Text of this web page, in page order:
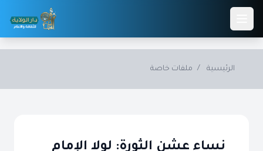
Skip to main content
الرئيسية / ملفات خاصة
نساء عشن الثورة: لولا الإمام